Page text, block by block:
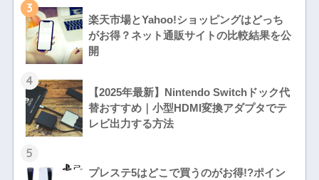
3
楽天市場とYahoo!ショッピングはどっち
がお得？ネット通販サイトの比較結果を公
開
4
【2025年最新】Nintendo Switchドック代
替おすすめ｜小型HDMI変換アダプタでテ
レビ出力する方法
5
プレステ5はどこで買うのがお得!?ポイン